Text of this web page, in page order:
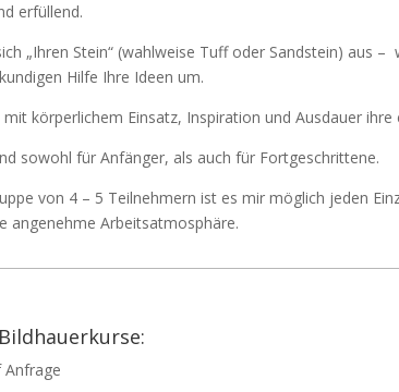
erfüllend.
„Ihren Stein“ (wahlweise Tuff oder Sandstein) aus
Hilfe Ihre Ideen um.
mit körperlichem Einsatz, Inspiration und Ausdauer
sowohl für Anfänger, als auch für Fortgeschrittene.
von 4 – 5 Teilnehmern ist es mir möglich jeden
angenehme Arbeitsatmosphäre.
Anfrage